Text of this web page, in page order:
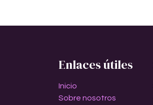
Enlaces útiles
Inicio
Sobre nosotros